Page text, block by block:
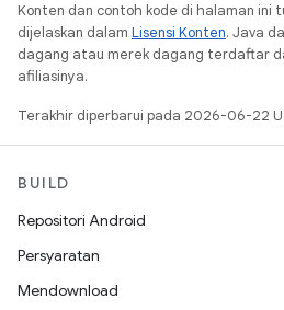
Konten dan contoh kode di halaman ini
dijelaskan dalam Lisensi Konten. Java
dagang atau merek dagang terdaftar
afiliasinya.
Terakhir diperbarui pada 2026-06-22
BUILD
Repositori Android
Persyaratan
Mendownload